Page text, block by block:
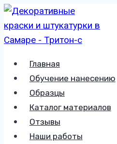
Перейти
к
содержимому
Главная
Обучение нанесению
Образцы
Каталог материалов
Отзывы
Наши работы